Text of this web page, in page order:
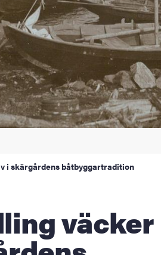
i skärgårdens båtbyggartradition